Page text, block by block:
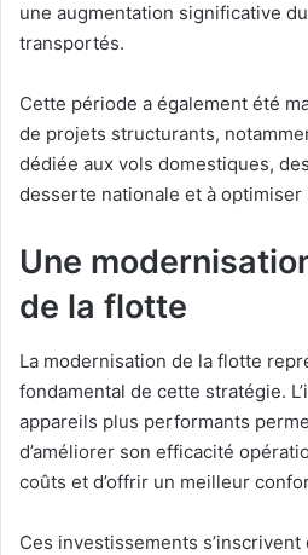
une augmentation significative
transportés.
Cette période a également été
de projets structurants,
dédiée aux vols domestiques,
desserte nationale et à optimiser
Une
de la flotte
La modernisation de la flotte
fondamental de cette stratégie.
appareils plus performants
d’améliorer son efficacité
coûts et d’offrir un meilleur
Ces investissements